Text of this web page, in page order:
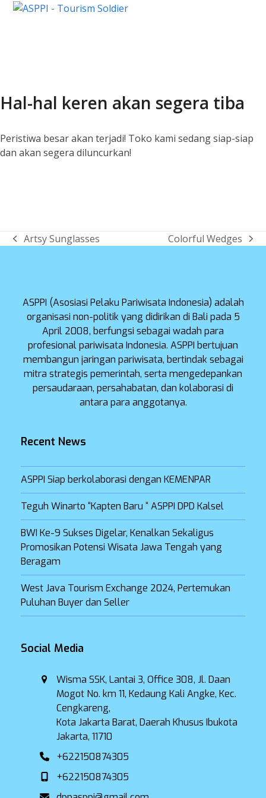
SkipOpen
Close
Lewati
Hal-hal keren akan segera tiba
Peristiwa besar akan terjadi! Toko kami sedang siap-siap
dan akan segera diluncurkan!
previous
Artsy Sunglasses
next
Colorful Wedges
ASPPI (Asosiasi Pelaku Pariwisata Indonesia) adalah
organisasi non-politik yang didirikan di Bali pada 5
April 2008, berfungsi sebagai wadah para
profesional pariwisata Indonesia. ASPPI bertujuan
membangun jaringan pariwisata, bertindak sebagai
mitra strategis pemerintah, serta mengedepankan
persaudaraan, persahabatan, dan kolaborasi di
antara para anggotanya.
Recent News
ASPPI Siap berkolaborasi dengan KEMENPAR
Teguh Winarto “Kapten Baru “ ASPPI DPD Kalsel
BWI Ke-9 Sukses Digelar, Kenalkan Sekaligus
Promosikan Potensi Wisata Jawa Tengah yang
Beragam
West Java Tourism Exchange 2024, Pertemukan
Puluhan Buyer dan Seller
Social Media
Wisma SSK, Lantai 3, Office 308, Jl. Daan
Mogot No. km 11, Kedaung Kali Angke, Kec.
Cengkareng,
Kota Jakarta Barat, Daerah Khusus Ibukota
Jakarta, 11710
+622150874305
+622150874305